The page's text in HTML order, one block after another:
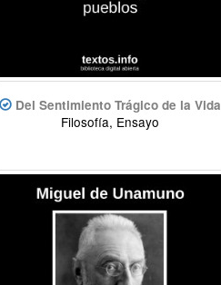
Del Sentimiento Trágico de la Vida
Filosofía, Ensayo